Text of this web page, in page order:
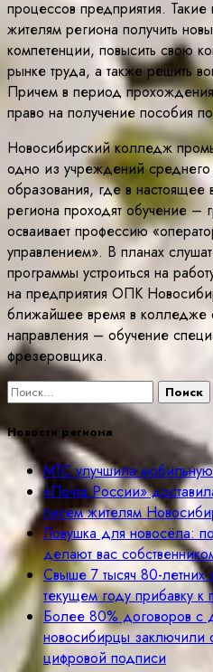
процессов предприятия.
жителям региона получить
компетенции, повысить свою
рынке труда, а также решить
Причем в период прохождения
право на получение пособия
Новосибирский колледж
одно из учреждений среднего
образования, где в
региона проходят обучение –
осваивает профессию
управлением». В планах
программы устроиться на
на предприятия ОПК
ближайшее время в колледже
направления – обучение
фрезеровщика.
Найти:
Новости региона
МТС улучшила мобильную
«Почта России»
писем жителям
Ловушка для новосёла:
делают вас
Свыше 7 тысяч 80-летних
текущем году прибавку
Более 80% договоров с
новосибирцы
цифровой подписи